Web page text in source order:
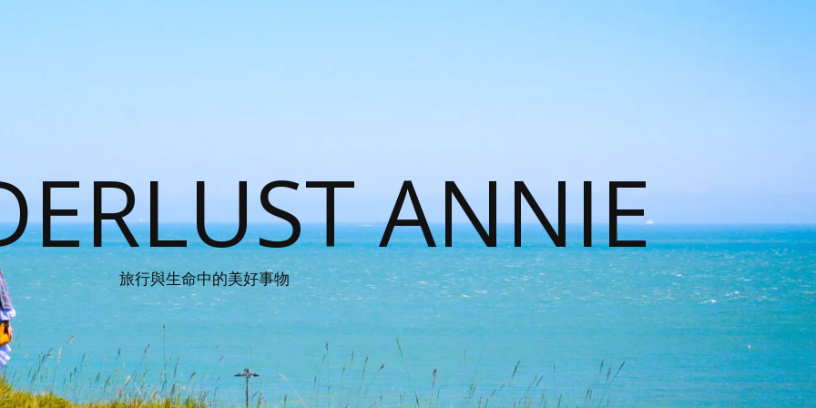
ANNIE
旅行與生命中的美好事物